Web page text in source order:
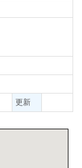
更新